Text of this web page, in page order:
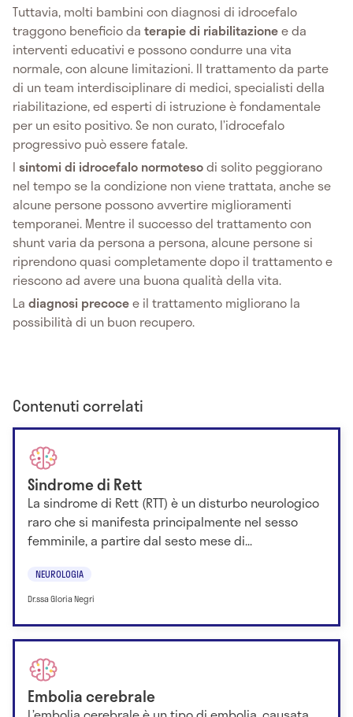
Tuttavia, molti bambini con diagnosi di idrocefalo
traggono beneficio da terapie di riabilitazionee da
interventi educativi e possono condurre una vita
normale, con alcune limitazioni. Il trattamento da parte
di un team interdisciplinare di medici, specialisti della
riabilitazione, ed esperti di istruzione è fondamentale
per un esito positivo. Se non curato, l’idrocefalo
progressivo può essere fatale.
I sintomi di idrocefalo normotesodi solito peggiorano
nel tempo se la condizione non viene trattata, anche se
alcune persone possono avvertire miglioramenti
temporanei. Mentre il successo del trattamento con
shunt varia da persona a persona, alcune persone si
riprendono quasi completamente dopo il trattamento e
riescono ad avere una buona qualità della vita.
La diagnosi precocee il trattamento migliorano la
possibilità di un buon recupero.
Contenuti correlati
Sindrome di Rett
La sindrome di Rett (RTT) è un disturbo neurologico
raro che si manifesta principalmente nel sesso
femminile, a partire dal sesto mese di...
NEUROLOGIA
Dr.ssa Gloria Negri
Embolia cerebrale